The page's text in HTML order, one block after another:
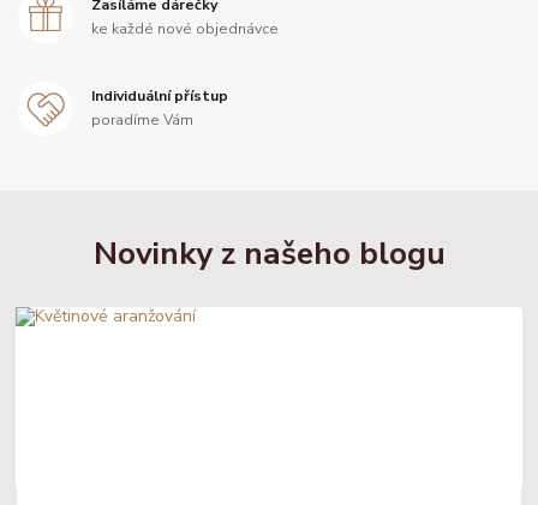
Zasíláme dárečky
ke každé nové objednávce
Individuální přístup
poradíme Vám
Novinky z našeho blogu